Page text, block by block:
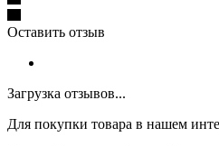
Оставить отзыв
Загрузка отзывов...
Для покупки товара в нашем